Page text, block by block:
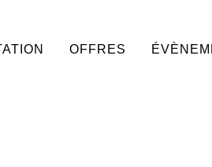
OFFRES